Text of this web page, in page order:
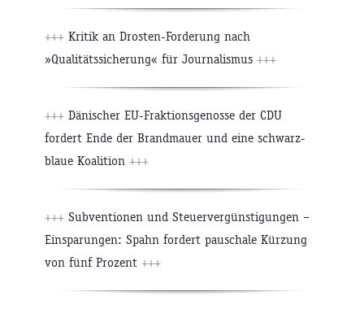
+++ Kritik an Drosten-Forderung nach
»Qualitätssicherung« für Journalismus +++
+++ Dänischer EU-Fraktionsgenosse der CDU
fordert Ende der Brandmauer und eine schwarz-
blaue Koalition +++
+++ Subventionen und Steuervergünstigungen –
Einsparungen: Spahn fordert pauschale Kürzung
von fünf Prozent +++